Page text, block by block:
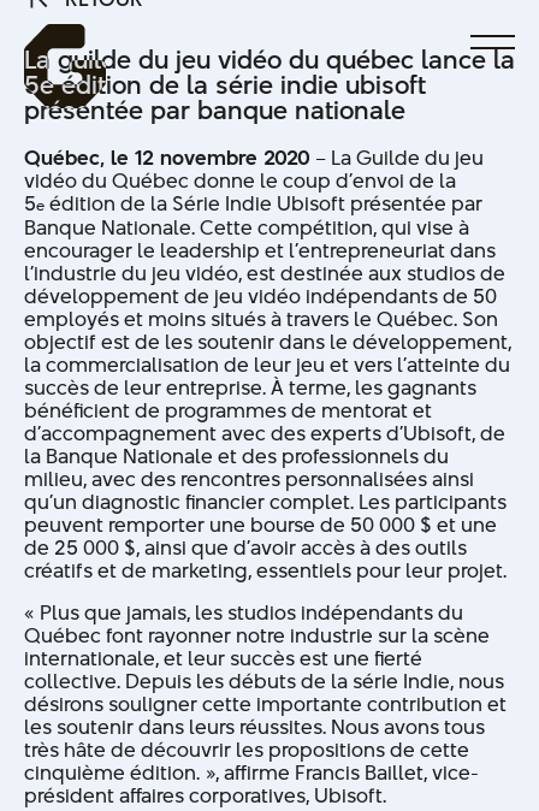
RETOUR
La guilde du jeu vidéo du québec lance la
5e édition de la série indie ubisoft
présentée par banque nationale
Québec, le 12 novembre 2020 – La Guilde du jeu
vidéo du Québec donne le coup d’envoi de la
5e édition de la Série Indie Ubisoft présentée par
Banque Nationale. Cette compétition, qui vise à
encourager le leadership et l’entrepreneuriat dans
l’industrie du jeu vidéo, est destinée aux studios de
développement de jeu vidéo indépendants de 50
employés et moins situés à travers le Québec. Son
objectif est de les soutenir dans le développement,
la commercialisation de leur jeu et vers l’atteinte du
succès de leur entreprise. À terme, les gagnants
bénéficient de programmes de mentorat et
d’accompagnement avec des experts d’Ubisoft, de
la Banque Nationale et des professionnels du
milieu, avec des rencontres personnalisées ainsi
qu’un diagnostic financier complet. Les participants
peuvent remporter une bourse de 50 000 $ et une
de 25 000 $, ainsi que d’avoir accès à des outils
créatifs et de marketing, essentiels pour leur projet.
« Plus que jamais, les studios indépendants du
Québec font rayonner notre industrie sur la scène
internationale, et leur succès est une fierté
collective. Depuis les débuts de la série Indie, nous
désirons souligner cette importante contribution et
les soutenir dans leurs réussites. Nous avons tous
très hâte de découvrir les propositions de cette
cinquième édition. », affirme Francis Baillet, vice-
président affaires corporatives, Ubisoft.